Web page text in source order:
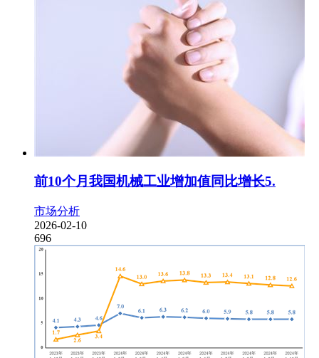
前10个月我国机械工业增加值同比增长5.
市场分析
2026-02-10
696